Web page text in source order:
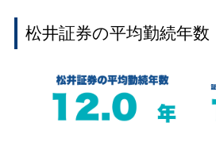
松井証券の平均勤続年数